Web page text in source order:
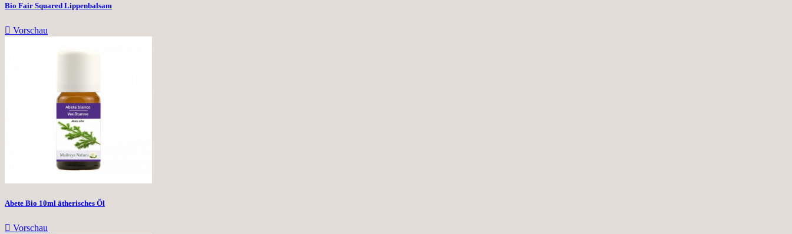
Bio Fair Squared Lippenbalsam
 Vorschau
Abete Bio 10ml ätherisches Öl
 Vorschau